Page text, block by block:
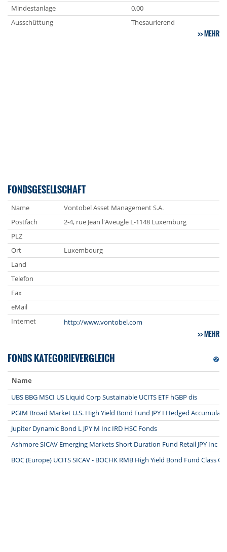
Mindestanlage
0,00
Ausschüttung
Thesaurierend
MEHR
FONDSGESELLSCHAFT
Name
Vontobel Asset Management S.A.
Postfach
2-4, rue Jean l'Aveugle L-1148 Luxemburg
PLZ
Ort
Luxembourg
Land
Telefon
Fax
eMail
Internet
http://www.vontobel.com
MEHR
FONDS KATEGORIEVERGLEICH
Name
UBS BBG MSCI US Liquid Corp Sustainable UCITS ETF hGBP dis
PGIM Broad Market U.S. High Yield Bond Fund JPY I Hedged
Jupiter Dynamic Bond L JPY M Inc IRD HSC Fonds
Ashmore SICAV Emerging Markets Short Duration Fund Retail JPY Inc
BOC (Europe) UCITS SICAV - BOCHK RMB High Yield Bond Fund Class